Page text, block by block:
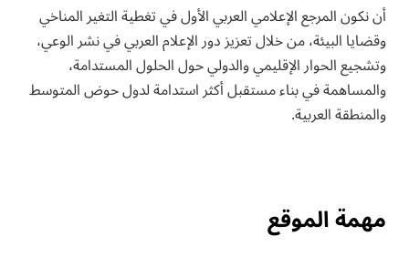
أن نكون المرجع الإعلامي العربي الأول في تغطية التغير المناخي
وقضايا البيئة، من خلال تعزيز دور الإعلام العربي في نشر الوعي،
وتشجيع الحوار الإقليمي والدولي حول الحلول المستدامة،
والمساهمة في بناء مستقبل أكثر استدامة لدول حوض المتوسط
والمنطقة العربية.
مهمة الموقع